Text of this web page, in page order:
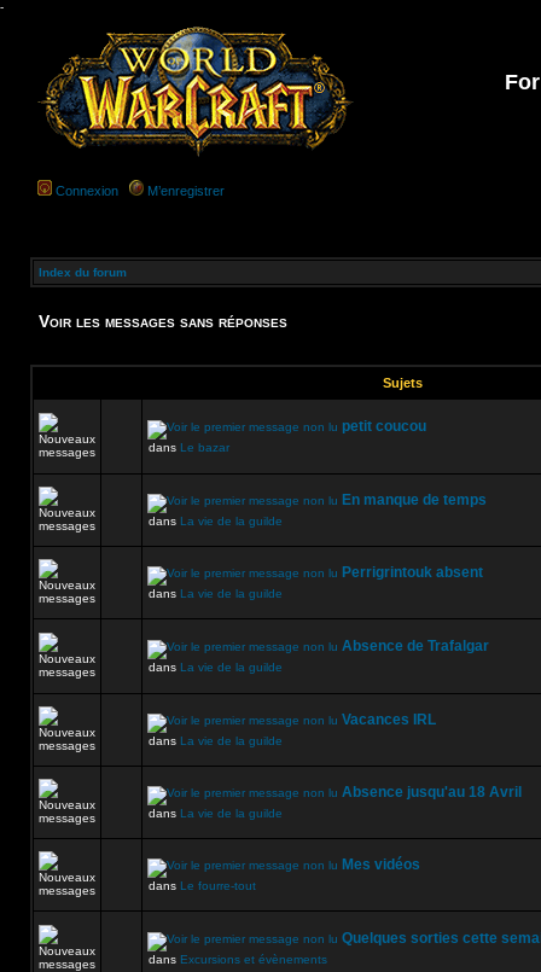
-
Connexion M’enregistrer
Index du forum
Voir les messages sans réponses
Sujets
petit coucou
dans Le bazar
En manque de temps
dans La vie de la guilde
Perrigrintouk absent
dans La vie de la guilde
Absence de Trafalgar
dans La vie de la guilde
Vacances IRL
dans La vie de la guilde
Absence jusqu'au 18 Avril
dans La vie de la guilde
Mes vidéos
dans Le fourre-tout
Quelques sorties cette
dans Excursions et évènements